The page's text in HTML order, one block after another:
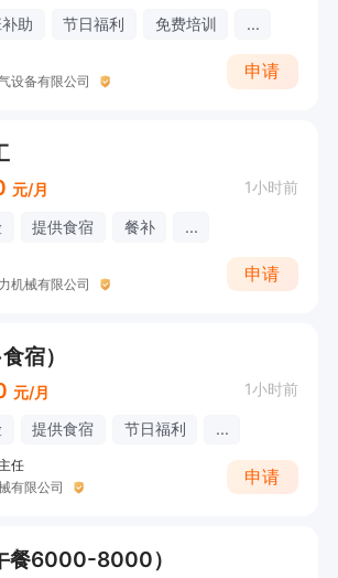
助 节日福利 免费培训 ...
设备有限公司
申请
元/月 1小时前
提供食宿 餐补 ...
机械有限公司
申请
宿）
元/月 1小时前
提供食宿 节日福利 ...
任
有限公司
申请
餐6000-8000）